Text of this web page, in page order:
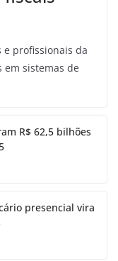
e profissionais da
em sistemas de
R$ 62,5 bilhões
presencial vira